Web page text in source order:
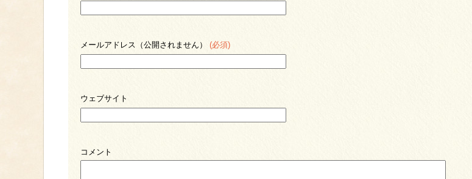
メールアドレス（公開されません） (必須)
ウェブサイト
コメント